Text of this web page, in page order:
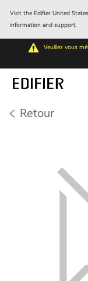
Visit the Edifier United
information and support.
Veuillez vous
Retour